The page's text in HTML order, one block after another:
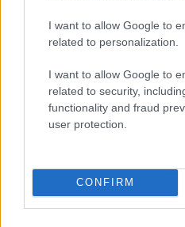
I want to allow Google to
related to personalization.
I want to allow Google to
related to security,
functionality and fraud
user protection.
CONFIRM
5 trvaliek s
panašovanými listami,
ktoré dodajú vášmu
záhonu celosezónny